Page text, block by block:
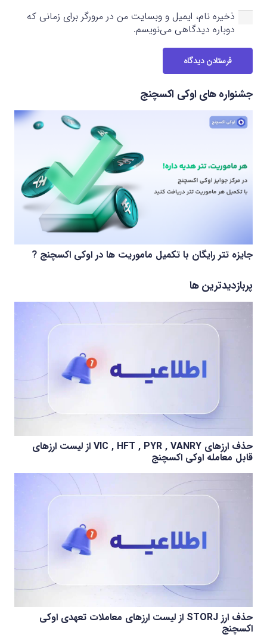
ذخیره نام، ایمیل و وبسایت من در مرورگر برای زمانی که
دوباره دیدگاهی می‌نویسم.
فرستادن دیدگاه
جشنواره های اوکی اکسچنج
جایزه تتر رایگان با تکمیل ماموریت ها در اوکی اکسچنج ?
پربازدیدترین ها
حذف ارزهای VIC , HFT , PYR , VANRY از لیست ارزهای
قابل معامله اوکی اکسچنج
حذف ارز STORJ از لیست ارزهای معاملات تعهدی اوکی
اکسچنج